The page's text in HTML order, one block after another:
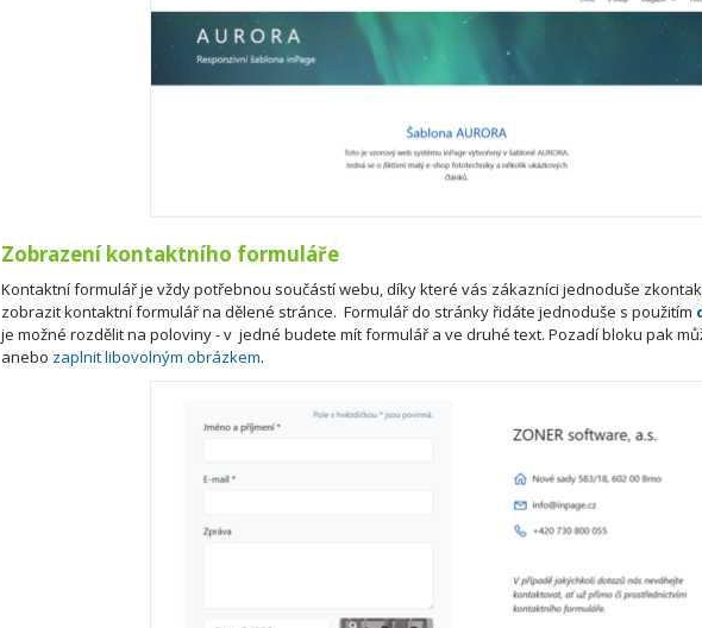
Zobrazení kontaktního formuláře
Kontaktní formulář je vždy potřebnou součástí webu, díky které vás zákazníci jednoduše
zobrazit kontaktní formulář na dělené stránce. Formulář do stránky řidáte jednoduše s použitím
je možné rozdělit na poloviny - v jedné budete mít formulář a ve druhé text. Pozadí bloku pak
anebo zaplnit libovolným obrázkem.